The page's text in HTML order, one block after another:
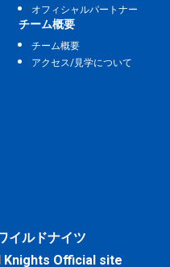
オフィシャルパートナー
チーム概要
チーム概要
アクセス/見学について
イルドナイツ
Knights Official site